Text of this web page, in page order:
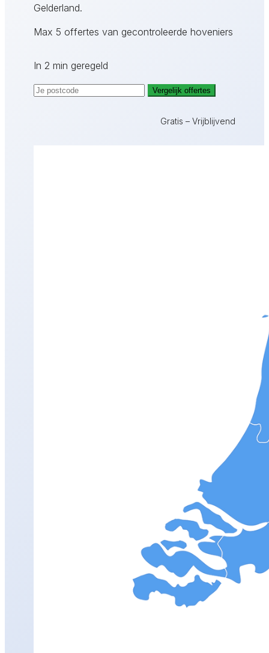
Gelderland.
Max 5 offertes van gecontroleerde hoveniers
In 2 min geregeld
Vergelijk offertes
Gratis – Vrijblijvend